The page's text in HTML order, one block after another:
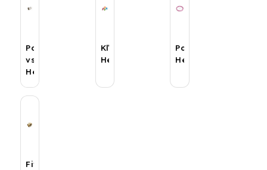
Podporná
vsuvka
Hep2O
Kľúč
HepKey
Potrubia
Hep2O
Fitingy